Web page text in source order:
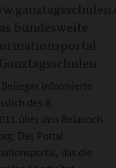
bundesweite
informierte
des 8.
über den Relaunch
Das Portal
das die